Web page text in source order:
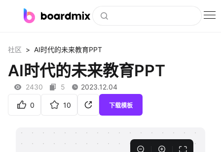
社区资源
下载
社区 > AI时代的未来教育PPT
AI时代的未来教育PPT
2430 5 2023.12.04
0 10 下载模板